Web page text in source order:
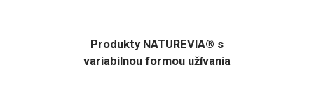
Produkty NATUREVIA® s
variabilnou formou užívania